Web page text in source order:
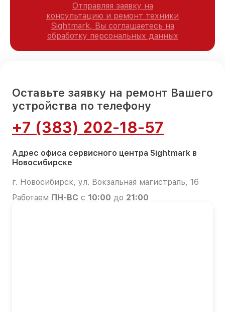
Отправляя заявку на
консультацию и ремонт техники
Sightmark, Вы соглашаетесь на
обработку персональных данных
Оставьте заявку на ремонт Вашего
устройства по телефону
+7 (383) 202-18-57
Адрес офиса сервисного центра Sightmark в
Новосибирске
г. Новосибирск, ул. Вокзальная магистраль, 16
Работаем ПН-ВС с 10:00 до 21:00